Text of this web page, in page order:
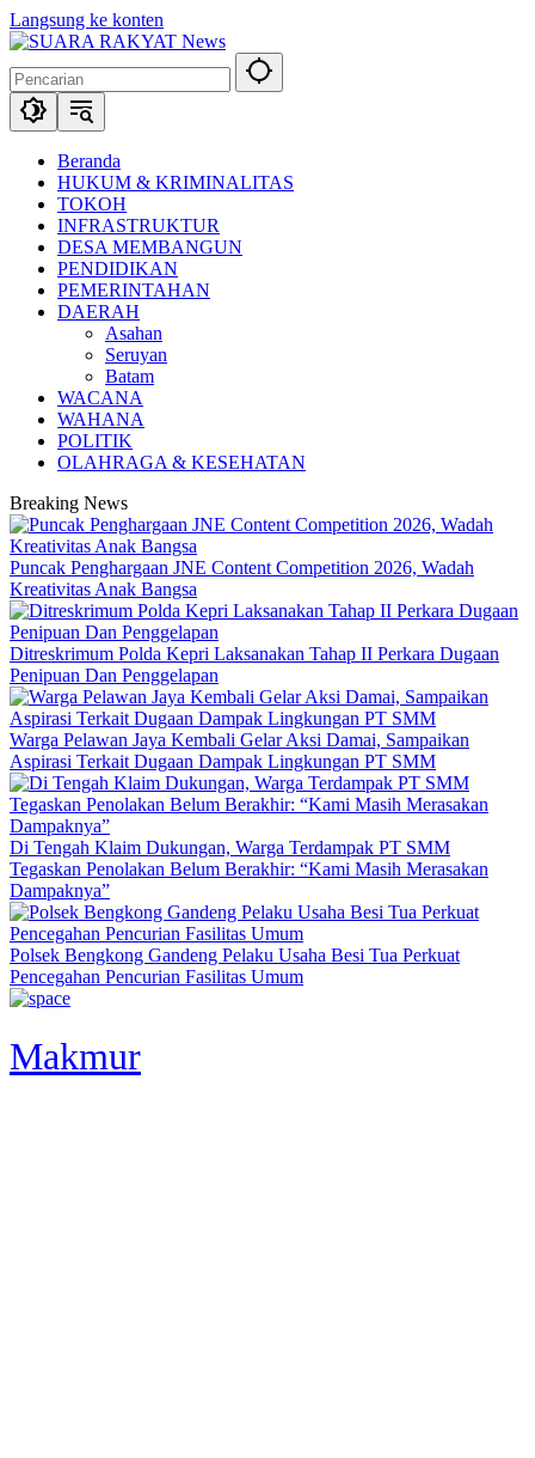
Langsung ke konten
Beranda
HUKUM & KRIMINALITAS
TOKOH
INFRASTRUKTUR
DESA MEMBANGUN
PENDIDIKAN
PEMERINTAHAN
DAERAH
Asahan
Seruyan
Batam
WACANA
WAHANA
POLITIK
OLAHRAGA & KESEHATAN
Breaking News
Puncak Penghargaan JNE Content Competition 2026, Wadah
Kreativitas Anak Bangsa
Ditreskrimum Polda Kepri Laksanakan Tahap II Perkara Dugaan
Penipuan Dan Penggelapan
Warga Pelawan Jaya Kembali Gelar Aksi Damai, Sampaikan
Aspirasi Terkait Dugaan Dampak Lingkungan PT SMM
Di Tengah Klaim Dukungan, Warga Terdampak PT SMM
Tegaskan Penolakan Belum Berakhir: “Kami Masih Merasakan
Dampaknya”
Polsek Bengkong Gandeng Pelaku Usaha Besi Tua Perkuat
Pencegahan Pencurian Fasilitas Umum
Makmur